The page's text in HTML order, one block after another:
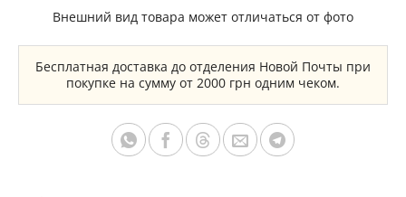
Внешний вид товара может отличаться от фото
Бесплатная доставка до отделения Новой Почты при
покупке на сумму от 2000 грн одним чеком.